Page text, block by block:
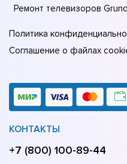
Ремонт телевизоров
Политика
Соглашение о файлах
КОНТАКТЫ
+7 (800) 100-89-44